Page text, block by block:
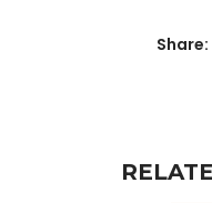
Share: